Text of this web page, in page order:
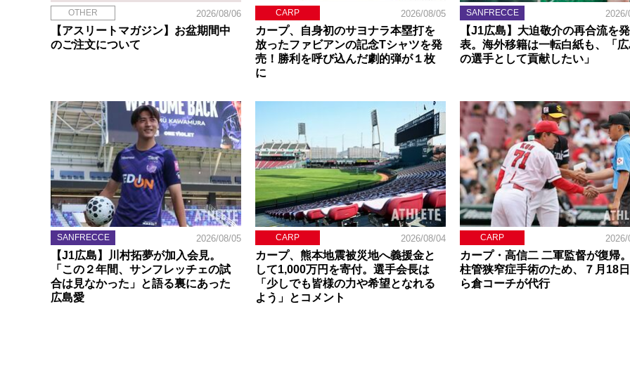
OTHER 2026/08/06
【アスリートマガジン】お盆期間中
のご注文について
CARP 2026/08/05
カープ、自身初のサヨナラ本塁打を
放ったファビアンの記念Tシャツを発
売！勝利を呼び込んだ劇的弾が１枚
に
SANFRECCE 2026/
【J1広島】大迫敬介の再合流を発
表。海外移籍は一転白紙も、「広
の選手として貢献したい」
SANFRECCE 2026/08/05
【J1広島】川村拓夢が加入会見。
「この２年間、サンフレッチェの試
合は見なかった」と語る裏にあった
広島愛
CARP 2026/08/04
カープ、熊本地震被災地へ義援金と
して1,000万円を寄付。選手会長は
「少しでも皆様の力や希望となれる
よう」とコメント
CARP 2026/
カープ・高信二 二軍監督が復帰
柱管狭窄症手術のため、７月18
ら倉コーチが代行